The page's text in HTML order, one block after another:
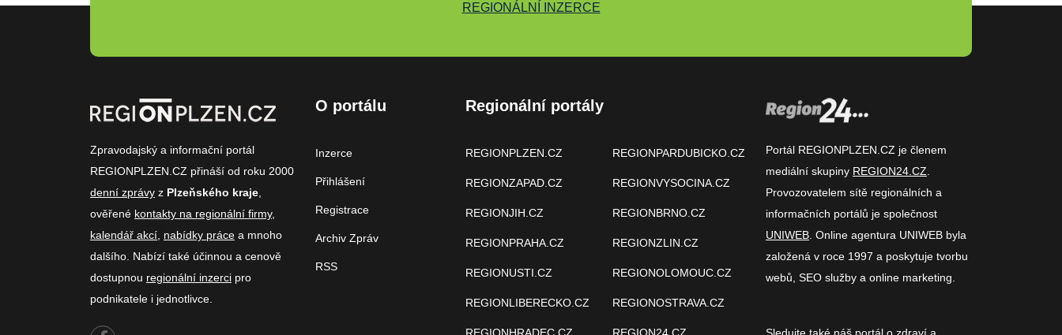
REGIONÁLNÍ INZERCE
Zpravodajský a informační portál
REGIONPLZEN.CZ přináší od roku 2000
denní zprávy z Plzeňského kraje
ověřené kontakty na regionální firmy,
kalendář akcí nabídky práce a mnoho
dalšího. Nabízí také účinnou a cenově
dostupnou regionální inzerci pro
podnikatele i jednotlivce.
O portálu
Inzerce
Přihlášení
Registrace
Archiv Zpráv
RSS
Regionální portály
REGIONPLZEN.CZ
REGIONZAPAD.CZ
REGIONJIH.CZ
REGIONPRAHA.CZ
REGIONUSTI.CZ
REGIONLIBERECKO.CZ
REGIONPARDUBICKO.CZ
REGIONVYSOCINA.CZ
REGIONBRNO.CZ
REGIONZLIN.CZ
REGIONOLOMOUC.CZ
REGIONOSTRAVA.CZ
Portál REGIONPLZEN.CZ je členem
mediální skupiny REGION24.CZ
Provozovatelem sítě regionálních a
informačních portálů je společnost
UNIWEB . Online agentura UNIWEB byla
založená v roce 1997 a poskytuje tvorbu
webů, SEO služby a online marketing.